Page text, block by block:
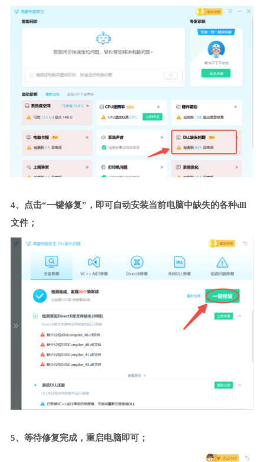
4、点击“一键修复”，即可自动安装当前电脑中缺失的各种dll
文件；
5、等待修复完成，重启电脑即可；